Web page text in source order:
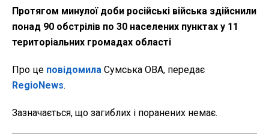
Протягом минулої доби російські війська здійснили
понад 90 обстрілів по 30 населених пунктах у 11
територіальних громадах області
Про це повідомила Сумська ОВА, передає
RegioNews.
Зазначається, що загиблих і поранених немає.